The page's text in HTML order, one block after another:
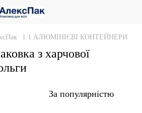
1.1.АЛЮМІНІЄВІ КОНТЕЙНЕРИ
з харчової
За популярністю